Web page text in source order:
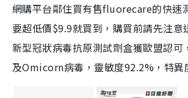
網購平台鄰住買有售fluorecare的快速
要超低價$9.9就買到，購買前請先注意
新型冠狀病毒抗原測試劑盒獲歐盟認
及Omicorn病毒，靈敏度92.2%，特異